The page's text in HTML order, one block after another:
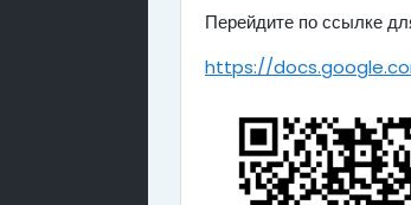
Перейдите по ссылке
https://